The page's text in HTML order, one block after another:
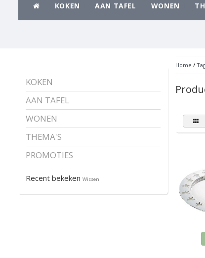
KOKEN AAN TAFEL WONEN
KOKEN
AAN TAFEL
WONEN
THEMA'S
PROMOTIES
Recent bekeken Wissen
Home /